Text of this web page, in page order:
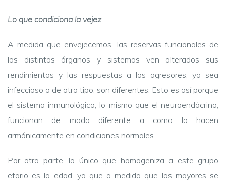
Lo que condiciona la vejez
A medida que envejecemos, las reservas funcionales de
los distintos órganos y sistemas ven alterados sus
rendimientos y las respuestas a los agresores, ya sea
infeccioso o de otro tipo, son diferentes. Esto es así porque
el sistema inmunológico, lo mismo que el neuroendócrino,
funcionan de modo diferente a como lo hacen
armónicamente en condiciones normales.
Por otra parte, lo único que homogeniza a este grupo
etario es la edad, ya que a medida que los mayores se